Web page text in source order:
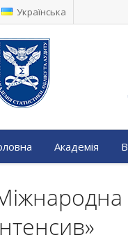
Українська
Академія